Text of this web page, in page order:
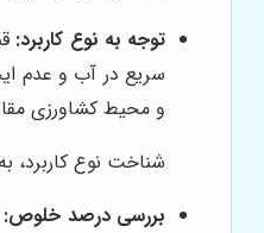
توجه به نوع کاربرد:
سریع در آب و عدم
و محیط کشاورزی
شناخت نوع کاربرد،
بررسی درصد خلوص: